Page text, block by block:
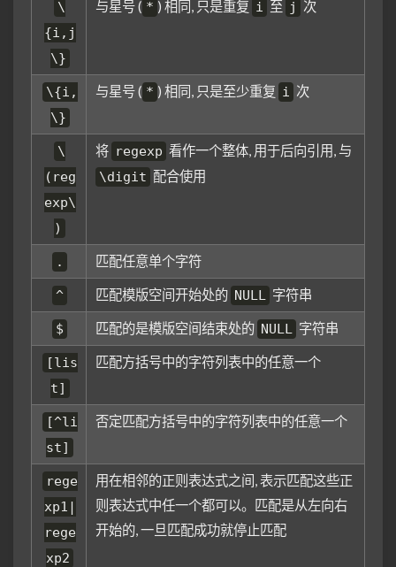
\
{i,j
\}
与星号 ( * ) 相同, 只是重复 i 至 j 次
\{i,
\}
与星号 ( * ) 相同, 只是至少重复 i 次
\
(reg
exp\
)
将 regexp 看作一个整体, 用于后向引用, 与
\digit 配合使用
. 匹配任意单个字符
^ 匹配模版空间开始处的 NULL 字符串
$ 匹配的是模版空间结束处的 NULL 字符串
[lis
t]
匹配方括号中的字符列表中的任意一个
[^li
st]
否定匹配方括号中的字符列表中的任意一个
rege
xp1|
rege
xp2
用在相邻的正则表达式之间, 表示匹配这些正
则表达式中任一个都可以。匹配是从左向右
开始的, 一旦匹配成功就停止匹配